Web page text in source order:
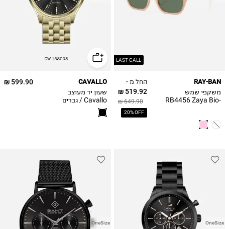
LAST CALL
החל מ -
519.92 ₪
649.90 ₪
20% OFF
RAY-BAN
משקפי שמש
RB4456 Zaya Bio-
599.90 ₪ CAVALLO
שעון יד מעוצב
Cavallo / גברים
CW158008
OneSize
OneSize